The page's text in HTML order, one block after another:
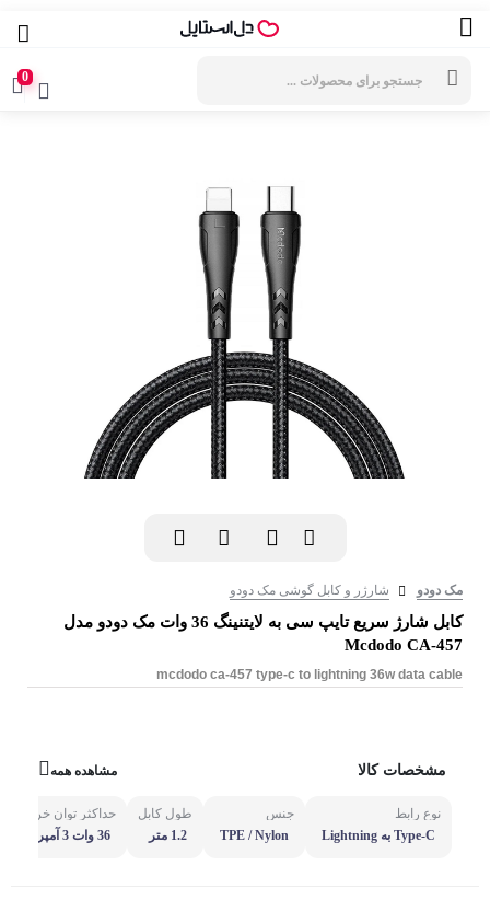
0
مک دودو شارژر و کابل گوشی مک دودو
کابل شارژ سریع تایپ سی به لایتنینگ 36 وات مک دودو مدل
Mcdodo CA-457
mcdodo ca-457 type-c to lightning 36w data cable
مشخصات کالا مشاهده همه
نوع رابط
Type-C به Lightning
جنس
TPE / Nylon
طول کابل
1.2 متر
حداکثر توان خروجی
36 وات 3 آمپر